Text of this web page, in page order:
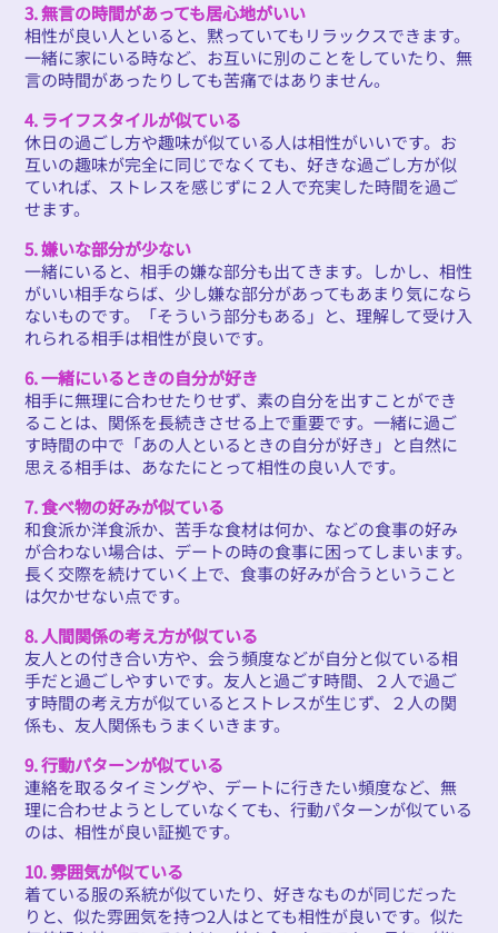
3. 無言の時間があっても居心地がいい
相性が良い人といると、黙っていてもリラックスできます。
一緒に家にいる時など、お互いに別のことをしていたり、無
言の時間があったりしても苦痛ではありません。
4. ライフスタイルが似ている
休日の過ごし方や趣味が似ている人は相性がいいです。お
互いの趣味が完全に同じでなくても、好きな過ごし方が似
ていれば、ストレスを感じずに２人で充実した時間を過ご
せます。
5. 嫌いな部分が少ない
一緒にいると、相手の嫌な部分も出てきます。しかし、相性
がいい相手ならば、少し嫌な部分があってもあまり気になら
ないものです。「そういう部分もある」と、理解して受け入
れられる相手は相性が良いです。
6. 一緒にいるときの自分が好き
相手に無理に合わせたりせず、素の自分を出すことができ
ることは、関係を長続きさせる上で重要です。一緒に過ご
す時間の中で「あの人といるときの自分が好き」と自然に
思える相手は、あなたにとって相性の良い人です。
7. 食べ物の好みが似ている
和食派か洋食派か、苦手な食材は何か、などの食事の好み
が合わない場合は、デートの時の食事に困ってしまいます。
長く交際を続けていく上で、食事の好みが合うということ
は欠かせない点です。
8. 人間関係の考え方が似ている
友人との付き合い方や、会う頻度などが自分と似ている相
手だと過ごしやすいです。友人と過ごす時間、２人で過ご
す時間の考え方が似ているとストレスが生じず、２人の関
係も、友人関係もうまくいきます。
9. 行動パターンが似ている
連絡を取るタイミングや、デートに行きたい頻度など、無
理に合わせようとしていなくても、行動パターンが似ている
のは、相性が良い証拠です。
10. 雰囲気が似ている
着ている服の系統が似ていたり、好きなものが同じだった
りと、似た雰囲気を持つ2人はとても相性が良いです。似た